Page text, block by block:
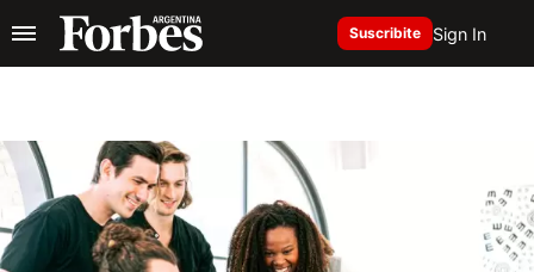
Suscribite Sign In